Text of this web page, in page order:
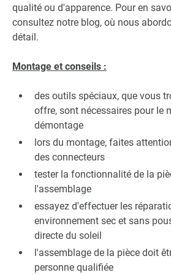
qualité ou d'apparence. Pour en
consultez notre blog, où nous
détail.
Montage et conseils :
des outils spéciaux, que vous
offre, sont nécessaires pour le
démontage
lors du montage, faites
des connecteurs
tester la fonctionnalité de la
l'assemblage
essayez d'effectuer les
environnement sec et sans
directe du soleil
l'assemblage de la pièce doit
personne qualifiée